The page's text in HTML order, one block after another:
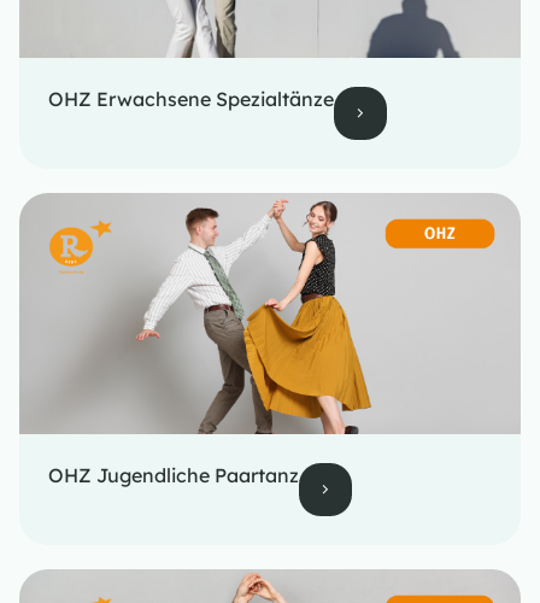
OHZ Erwachsene Spezialtänze
OHZ Jugendliche Paartanz